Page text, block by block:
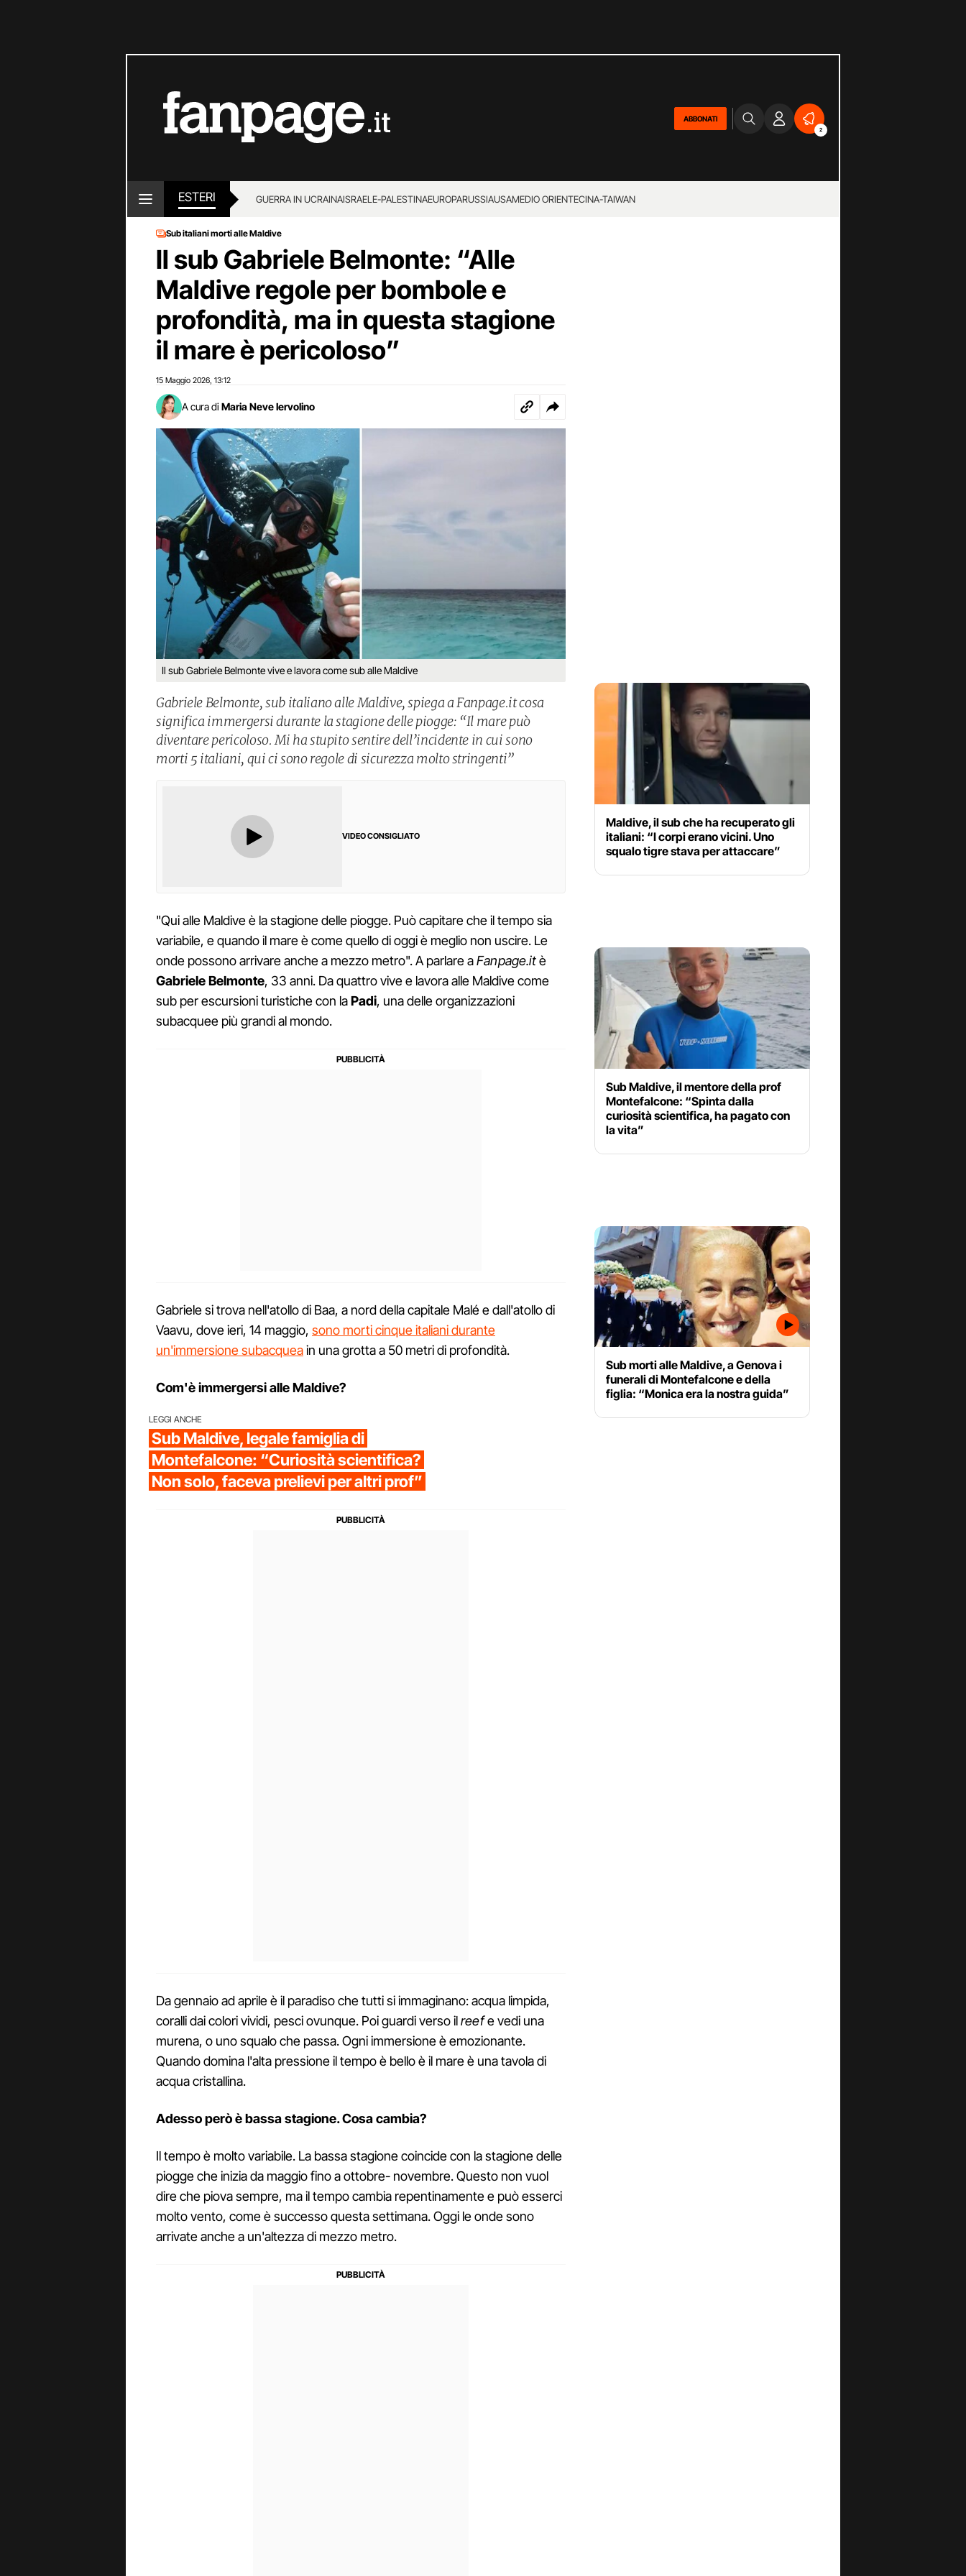
ABBONATI
2
ESTERI GUERRA IN UCRAINAISRAELE-PALESTINAEUROPARUSSIAUSAMEDIO ORIENTECINA-TAIWAN
Sub italiani morti alle Maldive
Il sub Gabriele Belmonte: “Alle
Maldive regole per bombole e
profondità, ma in questa stagione
il mare è pericoloso”
15 Maggio 2026 13:12
A cura di Maria Neve Iervolino
Il sub Gabriele Belmonte vive e lavora come sub alle Maldive
Gabriele Belmonte, sub italiano alle Maldive, spiega a Fanpage.it cosa
significa immergersi durante la stagione delle piogge: “Il mare può
diventare pericoloso. Mi ha stupito sentire dell’incidente in cui sono
morti 5 italiani, qui ci sono regole di sicurezza molto stringenti”
VIDEO CONSIGLIATO
"Qui alle Maldive è la stagione delle piogge. Può capitare che il tempo sia
variabile, e quando il mare è come quello di oggi è meglio non uscire. Le
onde possono arrivare anche a mezzo metro". A parlare aFanpage.itè
Gabriele Belmonte, 33 anni. Da quattro vive e lavora alle Maldive come
sub per escursioni turistiche con laPadi, una delle organizzazioni
subacquee più grandi al mondo.
Gabriele si trova nell'atollo di Baa, a nord della capitale Malé e dall'atollo di
Vaavu, dove ieri, 14 maggio, sono morti cinque italiani durante
un'immersione subacqueain una grotta a 50 metri di profondità.
Com'è immergersi alle Maldive?
LEGGI ANCHE
Sub Maldive, legale famiglia di
Montefalcone: “Curiosità scientifica?
Non solo, faceva prelievi per altri prof”
Da gennaio ad aprile è il paradiso che tutti si immaginano: acqua limpida,
coralli dai colori vividi, pesci ovunque. Poi guardi verso ilreefe vedi una
murena, o uno squalo che passa. Ogni immersione è emozionante.
Quando domina l'alta pressione il tempo è bello è il mare è una tavola di
acqua cristallina.
Adesso però è bassa stagione. Cosa cambia?
Il tempo è molto variabile. La bassa stagione coincide con la stagione delle
piogge che inizia da maggio fino a ottobre- novembre. Questo non vuol
dire che piova sempre, ma il tempo cambia repentinamente e può esserci
molto vento, come è successo questa settimana. Oggi le onde sono
arrivate anche a un'altezza di mezzo metro.
Maldive, il sub che ha recuperato gli
italiani: “I corpi erano vicini. Uno
squalo tigre stava per attaccare”
Sub Maldive, il mentore della prof
Montefalcone: “Spinta dalla
curiosità scientifica, ha pagato con
la vita”
Sub morti alle Maldive, a Genova i
funerali di Montefalcone e della
figlia: “Monica era la nostra guida”